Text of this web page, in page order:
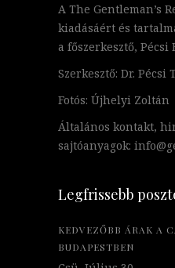
A The Gentleman’s
kiadásáért és
a főszerkesztő, Pécsi
Szerkesztő: Dr. Pécsi
Fotós: Újhelyi Zoltán
Általános kontakt,
sajtóanyagok:
Legfrissebb
KEDVEZŐBB ÁRAK A
BUDAPESTBEN